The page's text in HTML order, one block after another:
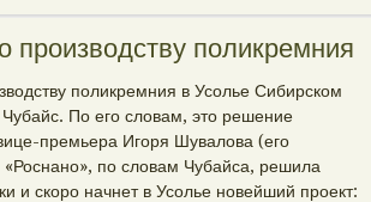
производству поликремния
поликремния в Усолье Сибирском
По его словам, это решение
премьера Игоря Шувалова (его
«Роснано», по словам Чубайса, решила
и скоро начнет в Усолье новейший проект: